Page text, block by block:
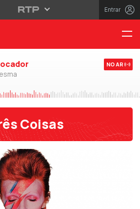
Entrar
NO AR
Coisas